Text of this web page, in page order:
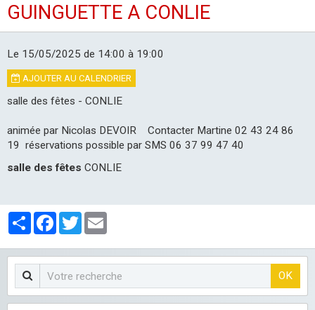
GUINGUETTE A CONLIE
Le 15/05/2025 de 14:00 à 19:00
AJOUTER AU CALENDRIER
salle des fêtes - CONLIE
animée par Nicolas DEVOIR Contacter Martine 02 43 24 86
19 réservations possible par SMS 06 37 99 47 40
salle des fêtes CONLIE
PartagerFacebook
Twitter
OK